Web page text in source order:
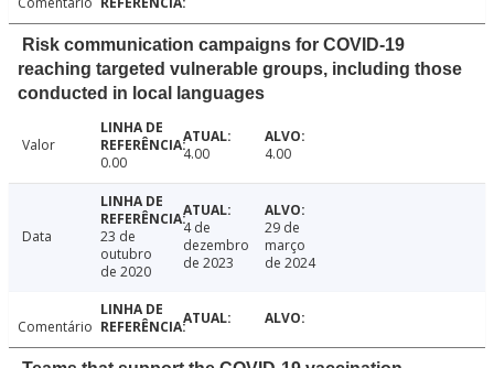
Risk communication campaigns for COVID-19
reaching targeted vulnerable groups, including those
conducted in local languages
Valor
0.00
4.00 4.00
Data
23 de
outubro
de 2020
4 de
dezembro
de 2023
29 de
março
de 2024
Comentário